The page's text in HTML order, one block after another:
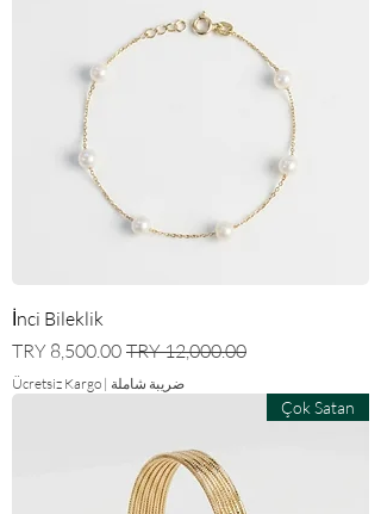
İnci Bileklik
سعر عادي
سعر البيع
ضريبة شاملة |
Ücretsiz Kargo
Çok Satan